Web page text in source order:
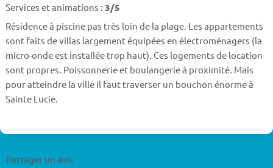
Services et animations : 3/5
Résidence à piscine pas très loin de la plage. Les appartements
sont faits de villas largement équipées en électroménagers (la
micro-onde est installée trop haut). Ces logements de location
sont propres. Poissonnerie et boulangerie à proximité. Mais
pour atteindre la ville il faut traverser un bouchon énorme à
Sainte Lucie.
Partager un avis